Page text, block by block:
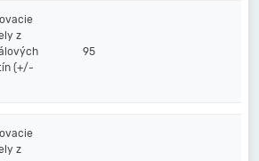
z
(+/-
95
z